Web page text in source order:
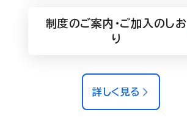
制度のご案内・ご加入のしお
り
詳しく見る